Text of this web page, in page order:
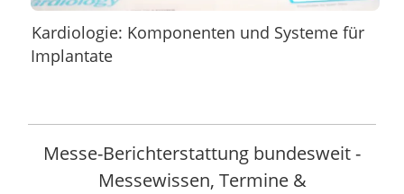
Kardiologie: Komponenten und Systeme für
Implantate
Messe-Berichterstattung bundesweit -
Messewissen, Termine &